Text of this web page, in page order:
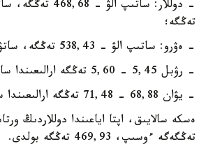
تەڭگە؛
- ەۋرو: ساتىپ الۋ - 538,43 تەڭگە، ساتۋ - 543,96 تەڭگە؛
- رۋبل 5,45 - 5,60 تەڭگە ارالىعىندا ساۋدالانادى.
- يۋان 68,88 - 71,48 تەڭگە ارالىعىندا ساۋدالانىپ جاتىر.
تەڭگەگە ءوسىپ، 469,93 تەڭگە بولدى.